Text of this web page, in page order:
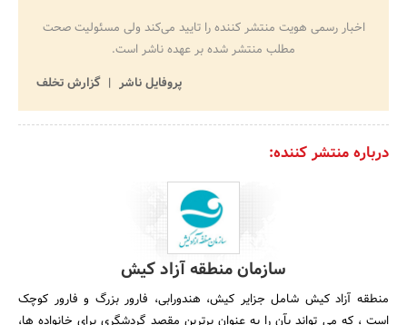
اخبار رسمی هویت منتشر کننده را تایید می‌کند ولی مسئولیت صحت
مطلب منتشر شده بر عهده ناشر است.
پروفایل ناشر
گزارش تخلف
درباره منتشر کننده:
سازمان منطقه آزاد کیش
منطقه آزاد کیش شامل جزایر کیش، هندورابی، فارور بزرگ و فارور کوچک